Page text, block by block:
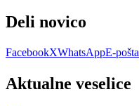
Deli novico
FacebookXWhatsAppE-pošta
Aktualne veselice